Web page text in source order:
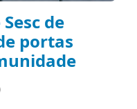
de
portas